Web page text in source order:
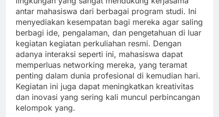
antar mahasiswa dari berbagai program studi. Ini
menyediakan kesempatan bagi mereka agar saling
berbagi ide, pengalaman, dan pengetahuan di luar
kegiatan kegiatan perkuliahan resmi. Dengan
adanya interaksi seperti ini, mahasiswa dapat
memperluas networking mereka, yang teramat
penting dalam dunia profesional di kemudian hari.
Kegiatan ini juga dapat meningkatkan kreativitas
dan inovasi yang sering kali muncul perbincangan
kelompok yang.